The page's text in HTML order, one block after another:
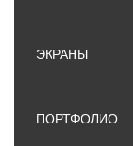
ЭКРАНЫ
ПОРТФОЛИО